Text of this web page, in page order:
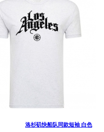
洛杉矶快船队同款短袖 白色